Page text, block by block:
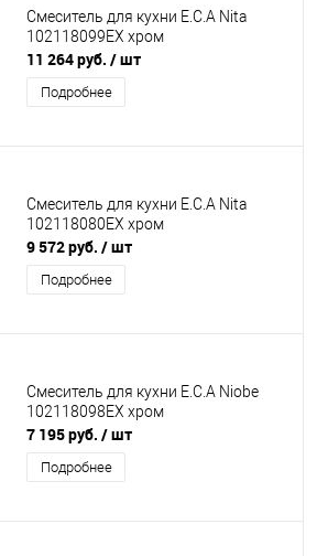
Смеситель для кухни E.C.A Nita
102118099EX хром
11 264 руб. / шт
Подробнее
Смеситель для кухни E.C.A Nita
102118080EX хром
9 572 руб. / шт
Подробнее
Смеситель для кухни E.C.A Niobe
102118098EX хром
7 195 руб. / шт
Подробнее